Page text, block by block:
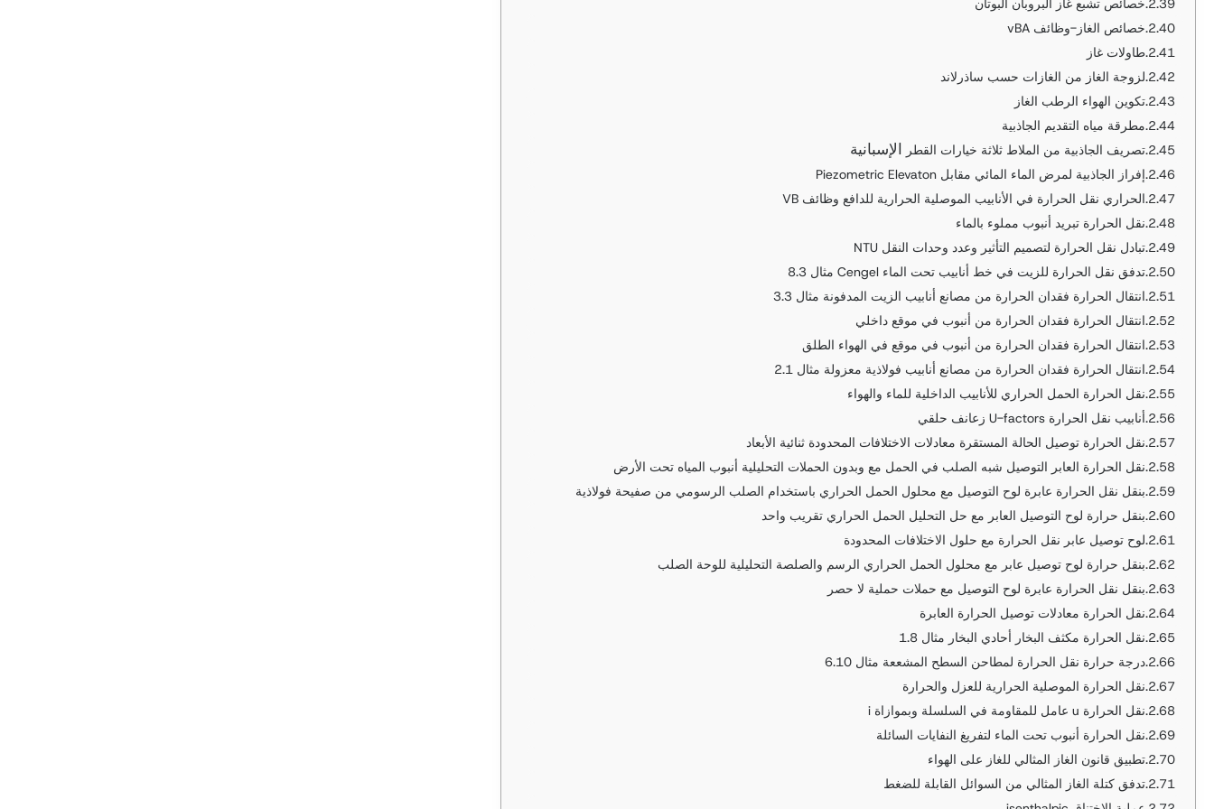
خصائص الغاز-وظائف vBA
طاولات غاز
لزوجة الغاز من الغازات حسب ساذرلاند
تكوين الهواء الرطب الغاز
مطرقة مياه التقديم الجاذبية
تصريف الجاذبية من الملاط ثلاثة خيارات القطر الإسبانية
الإسبانية
إفراز الجاذبية لمرض الماء المائي مقابل Piezometric Elevaton
الحراري نقل الحرارة في الأنابيب الموصلية الحرارية للدافع وظائف VB
نقل الحرارة تبريد أنبوب مملوء بالماء
تبادل نقل الحرارة لتصميم التأثير وعدد وحدات النقل NTU
تدفق نقل الحرارة للزيت في خط أنابيب تحت الماء Cengel مثال 8.3
انتقال الحرارة فقدان الحرارة من مصانع أنابيب الزيت المدفونة مثال 3.3
انتقال الحرارة فقدان الحرارة من أنبوب في موقع داخلي
انتقال الحرارة فقدان الحرارة من أنبوب في موقع في الهواء الطلق
انتقال الحرارة فقدان الحرارة من مصانع أنابيب فولاذية معزولة مثال 2.1
نقل الحرارة الحمل الحراري للأنابيب الداخلية للماء والهواء
أنابيب نقل الحرارة U-factors زعانف حلقي
نقل الحرارة توصيل الحالة المستقرة معادلات الاختلافات المحدودة ثنائية الأبعاد
نقل الحرارة العابر التوصيل شبه الصلب في الحمل مع وبدون الحملات التحليلية أنبوب المياه تحت الأرض
بنقل نقل الحرارة عابرة لوح التوصيل مع محلول الحمل الحراري باستخدام الصلب الرسومي من صفيحة فولاذية
بنقل حرارة لوح التوصيل العابر مع حل التحليل الحمل الحراري تقريب واحد
لوح توصيل عابر نقل الحرارة مع حلول الاختلافات المحدودة
بنقل حرارة لوح توصيل عابر مع محلول الحمل الحراري الرسم والصلصة التحليلية للوحة الصلب
بنقل نقل الحرارة عابرة لوح التوصيل مع حملات حملية لا حصر
نقل الحرارة معادلات توصيل الحرارة العابرة
نقل الحرارة مكثف البخار أحادي البخار مثال 1.8
درجة حرارة نقل الحرارة لمطاحن السطح المشععة مثال 6.10
نقل الحرارة الموصلية الحرارية للعزل والحرارة
نقل الحرارة u عامل للمقاومة في السلسلة وبموازاة i
نقل الحرارة أنبوب تحت الماء لتفريغ النفايات السائلة
تطبيق قانون الغاز المثالي للغاز على الهواء
تدفق كتلة الغاز المثالي من السوائل القابلة للضغط